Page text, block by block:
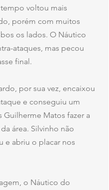
voltou mais
porém com muitos
os lados. O Náutico
ataques, mas pecou
final.
por sua vez, encaixou
e conseguiu um
Guilherme Matos fazer a
área. Silvinho não
e abriu o placar nos
o Náutico do